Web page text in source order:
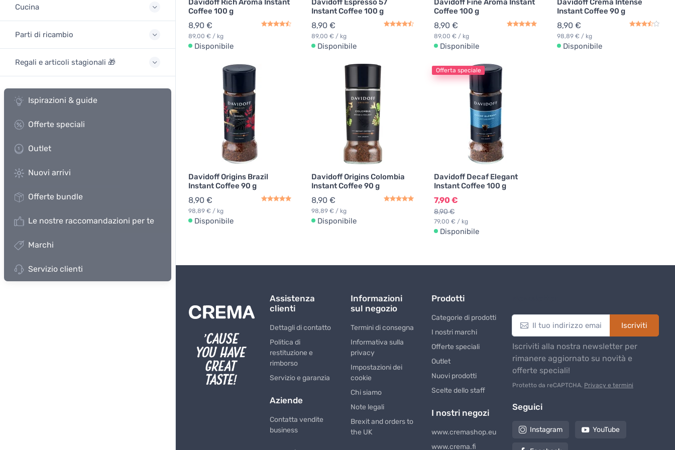
Cucina
Parti di ricambio
Regali e articoli stagionali 🎁
Ispirazioni & guide
Offerte speciali
Outlet
Nuovi arrivi
Offerte bundle
Le nostre raccomandazioni per te
Marchi
Servizio clienti
Coffee 100 g
8,90 €
89,00 € / kg
Disponibile
Instant Coffee 100 g
8,90 €
89,00 € / kg
Disponibile
Coffee 100 g
8,90 €
89,00 € / kg
Disponibile
Instant Coffee 90 g
8,90 €
98,89 € / kg
Disponibile
Davidoff Origins Brazil
Instant Coffee 90 g
8,90 €
98,89 € / kg
Disponibile
Davidoff Origins Colombia
Instant Coffee 90 g
8,90 €
98,89 € / kg
Disponibile
Offerta speciale
Davidoff Decaf Elegant
Instant Coffee 100 g
7,90 €
8,90 €
79,00 € / kg
Disponibile
Assistenza
clienti
Dettagli di contatto
Politica di
restituzione e
rimborso
Servizio e garanzia
Aziende
Contatta vendite
business
Informazioni
sul negozio
Termini di consegna
Informativa sulla
privacy
Impostazioni dei
cookie
Chi siamo
Note legali
Brexit and orders to
the UK
Prodotti
Categorie di prodotti
I nostri marchi
Offerte speciali
Outlet
Nuovi prodotti
Scelte dello staff
I nostri negozi
www.cremashop.eu
www.crema.fi
Iscriviti
Iscriviti alla nostra newsletter per
rimanere aggiornato su novità e
offerte speciali!
Protetto da reCAPTCHA. Privacy e termini
Seguici
Instagram YouTube